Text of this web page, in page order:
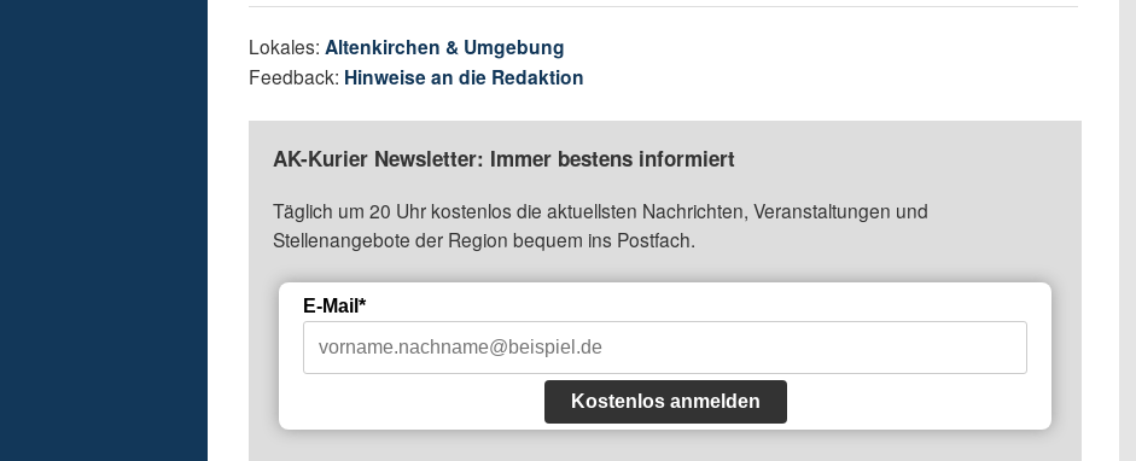
Lokales:Altenkirchen & Umgebung
Feedback: Hinweise an die Redaktion
AK-Kurier Newsletter: Immer bestens informiert
Täglich um 20 Uhr kostenlos die aktuellsten Nachrichten, Veranstaltungen und
Stellenangebote der Region bequem ins Postfach.
E-Mail*
Kostenlos anmelden